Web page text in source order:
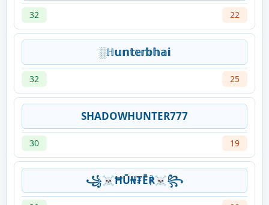
32 22
░ℍ𝕦𝕟𝕥𝕖𝕣𝕓𝕙𝕒𝕚
32 25
SHADOWHUNTER777
30 19
꧁☠︎ĦŪ₦₮Ē℟☠︎꧂